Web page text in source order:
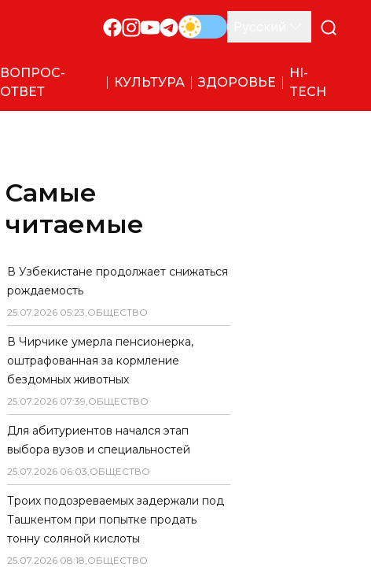
ВОПРОС-
ОТВЕТ
КУЛЬТУРА ЗДОРОВЬЕ
HI-
TECH
Самые
читаемые
В Узбекистане продолжает снижаться
рождаемость
25.07.2026 05:23,ОБЩЕСТВО
В Чирчике умерла пенсионерка,
оштрафованная за кормление
бездомных животных
25.07.2026 07:39,ОБЩЕСТВО
Для абитуриентов начался этап
выбора вузов и специальностей
25.07.2026 06:03,ОБЩЕСТВО
Троих подозреваемых задержали под
Ташкентом при попытке продать
тонну соляной кислоты
25.07.2026 08:18,ОБЩЕСТВО